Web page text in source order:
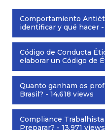
Comportamiento
identificar y qué hacer
Código de Conducta
elaborar un Código de
Quanto ganham os
Brasil? - 14.618 views
Compliance
Preparar? - 13.971 views